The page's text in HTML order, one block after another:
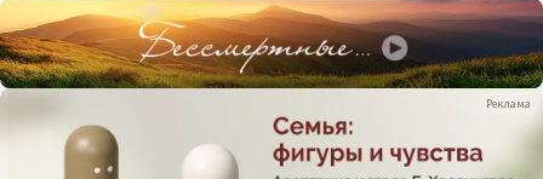
Реклама